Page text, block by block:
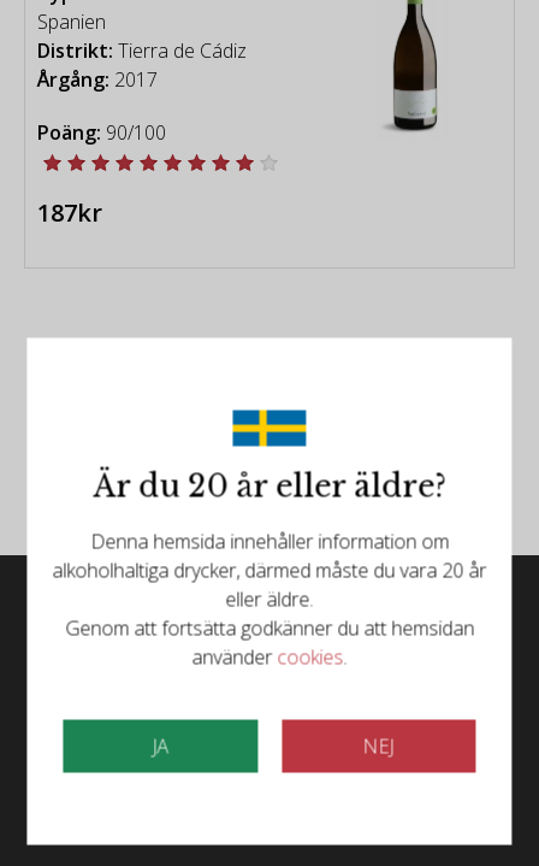
(Graciano), Petit Verdot, Cabernet Franc och den
föga kända Mollar Cano.
[vintage chart - Robert Parker Wine Advocate]
Spanien
Distrikt: Tierra de Cádiz
Årgång: 2017
Poäng: 90/100
187kr
Följ oss på Instagram
Är du 20 år eller äldre?
Denna hemsida innehåller information om
alkoholhaltiga drycker, därmed måste du vara 20 år
eller äldre.
Genom att fortsätta godkänner du att hemsidan
användercookies.
JA NEJ